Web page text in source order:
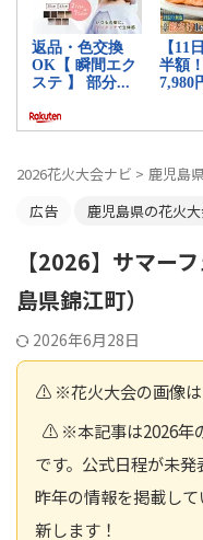
2026花火大会ナビ > 鹿児島
広告
鹿児島県の花火
【2026】サマー
島県錦江町）
2026年6月28日
⚠️ ※花火大会の画像は
⚠️ ※本記事は2026年
です。公式日程が未
昨年の情報を掲載し
新します！